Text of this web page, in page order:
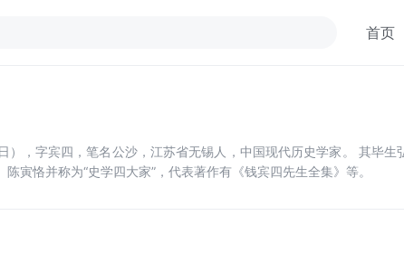
首页
，字宾四，笔名公沙，江苏省无锡人，中国现代历史学家。 其毕生
寅恪并称为“史学四大家”，代表著作有《钱宾四先生全集》等。